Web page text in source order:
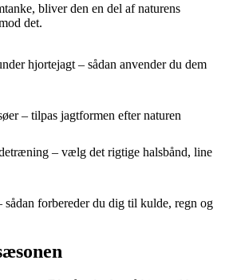
bliver den en del af naturens
det.
hjortejagt – sådan anvender du dem
– tilpas jagtformen efter naturen
– vælg det rigtige halsbånd, line
forbereder du dig til kulde, regn og